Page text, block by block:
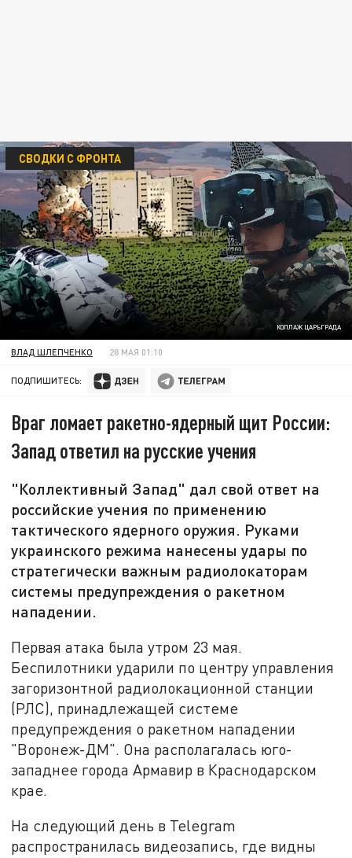
КОЛЛАЖ ЦАРЬГРАДА
СВОДКИ С ФРОНТА
ВЛАД ШЛЕПЧЕНКО 28 МАЯ 01:10
ПОДПИШИТЕСЬ:
Враг ломает ракетно-ядерный щит России:
Запад ответил на русские учения
"Коллективный Запад" дал свой ответ на
российские учения по применению
тактического ядерного оружия. Руками
украинского режима нанесены удары по
стратегически важным радиолокаторам
системы предупреждения о ракетном
нападении.
Первая атака была утром 23 мая.
Беспилотники ударили по центру управления
загоризонтной радиолокационной станции
(РЛС), принадлежащей системе
предупреждения о ракетном нападении
"Воронеж-ДМ". Она располагалась юго-
западнее города Армавир в Краснодарском
крае.
На следующий день в Telegram
распространилась видеозапись, где видны